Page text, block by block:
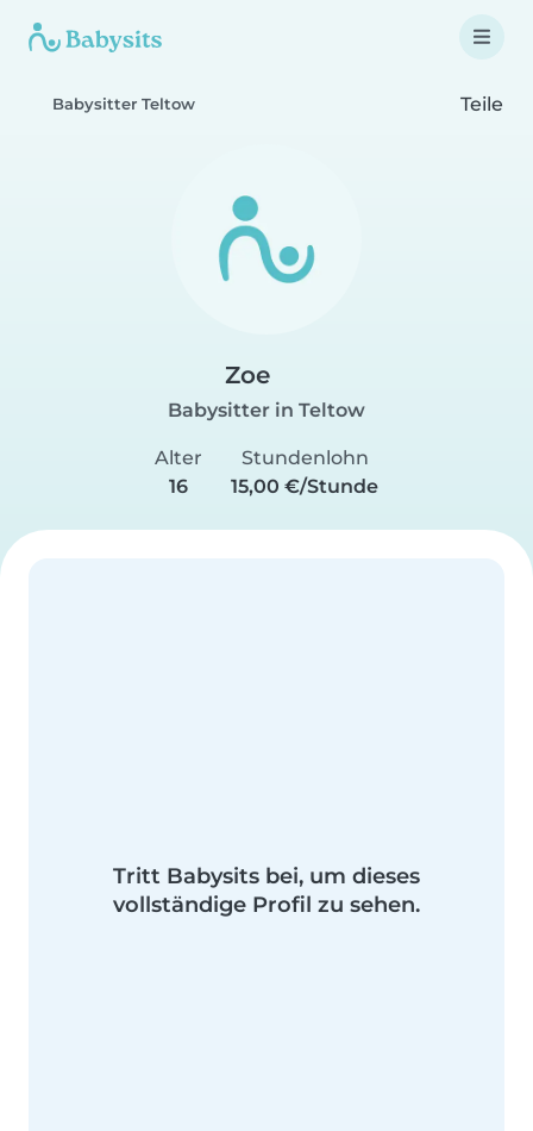
Babysitter Teltow Teile
Zoe
Babysitter in Teltow
Alter
16
Stundenlohn
15,00 €/Stunde
Tritt Babysits bei, um dieses
vollständige Profil zu sehen.